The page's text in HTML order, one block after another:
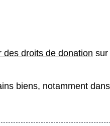
des droits de donation sur
biens, notamment